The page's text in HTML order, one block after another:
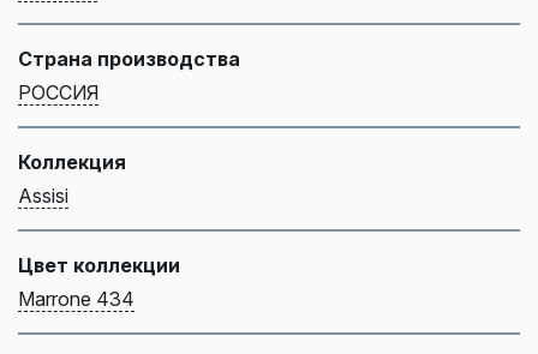
Страна производства
РОССИЯ
Коллекция
Assisi
Цвет коллекции
Marrone 434